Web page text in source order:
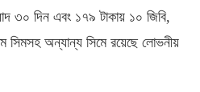
৩০ দিন এবং ১৭৯ টাকায় ১০ জিবি,
সিমসহ অন্যান্য সিমে রয়েছে লোভনীয়